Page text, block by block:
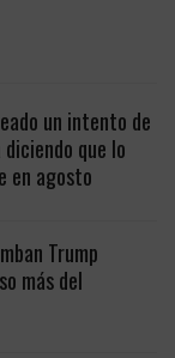
un intento de
que lo
en agosto
Trump
más del